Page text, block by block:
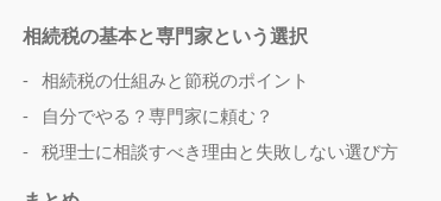
相続税の基本と専門家という選択
相続税の仕組みと節税のポイント
自分でやる？専門家に頼む？
税理士に相談すべき理由と失敗しない選び方